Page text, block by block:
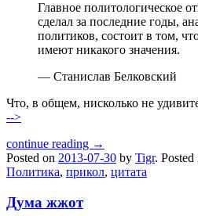
Главное политологическое
сделал за последние годы,
политиков, состоит в том,
имеют никакого значения.
— Станислав Белковский
Что, в общем, нисколько не
-->
continue reading →
Posted on 2013-07-30 by Tigr. Posted
Политика, прикол, цитата
Дума жжот